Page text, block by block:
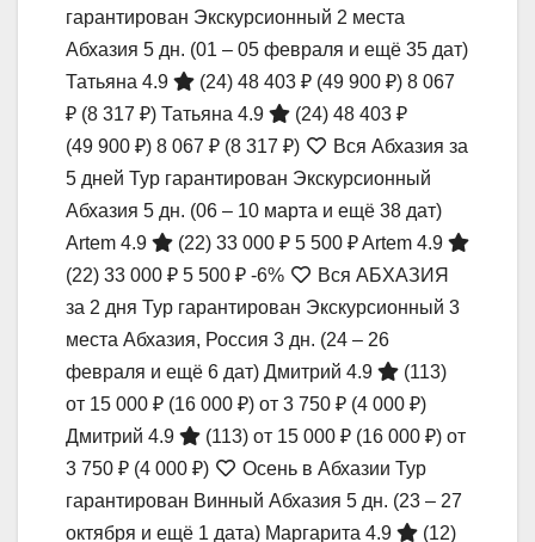
гарантирован Экскурсионный 2 места
Абхазия 5 дн. (01 – 05 февраля и ещё 35 дат)
Татьяна 4.9
(24) 48 403 ₽ (49 900 ₽) 8 067
₽ (8 317 ₽) Татьяна 4.9 (24) 48 403 ₽
(49 900 ₽) 8 067 ₽ (8 317 ₽)
Вся Абхазия за
5 дней Тур гарантирован Экскурсионный
Абхазия 5 дн. (06 – 10 марта и ещё 38 дат)
Artem 4.9
(22) 33 000 ₽ 5 500 ₽Artem 4.9
(22) 33 000 ₽ 5 500 ₽ -6%
Вся АБХАЗИЯ
за 2 дня Тур гарантирован Экскурсионный 3
места Абхазия, Россия 3 дн. (24 – 26
февраля и ещё 6 дат) Дмитрий 4.9
(113)
от 15 000 ₽ (16 000 ₽) от 3 750 ₽ (4 000 ₽)
Дмитрий 4.9
(113) от 15 000 ₽ (16 000 ₽) от
3 750 ₽ (4 000 ₽)
Осень в Абхазии Тур
гарантирован Винный Абхазия 5 дн. (23 – 27
октября и ещё 1 дата) Маргарита 4.9 (12)